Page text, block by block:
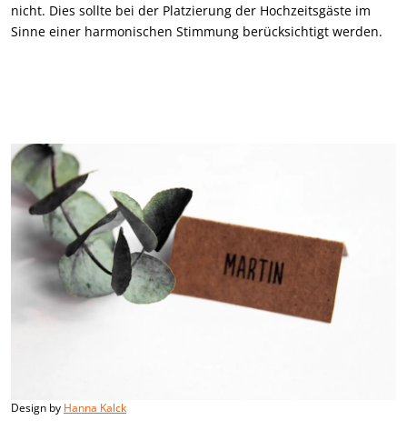
nicht. Dies sollte bei der Platzierung der Hochzeitsgäste im
Sinne einer harmonischen Stimmung berücksichtigt werden.
Design by Hanna Kalck